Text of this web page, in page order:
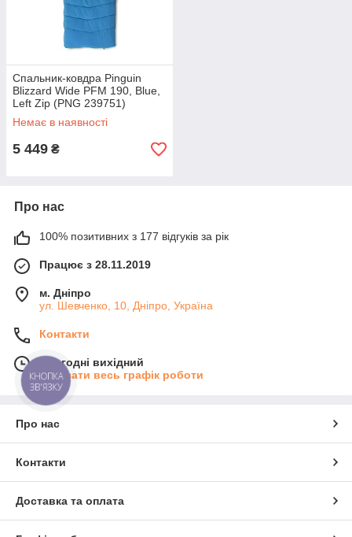
Спальник-ковдра Pinguin
Blizzard Wide PFM 190, Blue,
Left Zip (PNG 239751)
Немає в наявності
5 449 ₴
Про нас
100% позитивних з 177 відгуків за рік
Працює з 28.11.2019
м. Дніпро
ул. Шевченко, 10, Дніпро, Україна
Контакти
Сьогодні вихідний
Показати весь графік роботи
Про нас
Контакти
Доставка та оплата
КНОПКА
ЗВ'ЯЗКУ